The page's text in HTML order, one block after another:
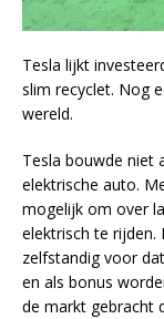
Tesla lijkt
slim recyclet. Nog
wereld.
Tesla bouwde niet
elektrische auto.
mogelijk om over
elektrisch te rijden.
zelfstandig voor
en als bonus
de markt gebracht